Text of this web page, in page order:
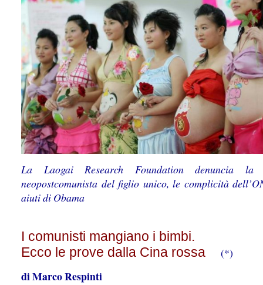
La Laogai Research Foundation denuncia la
neopostcomunista del figlio unico, le complicità
aiuti di Obama
I comunisti mangiano i bimbi.
Ecco le prove dalla Cina rossa
(*)
di Marco Respinti